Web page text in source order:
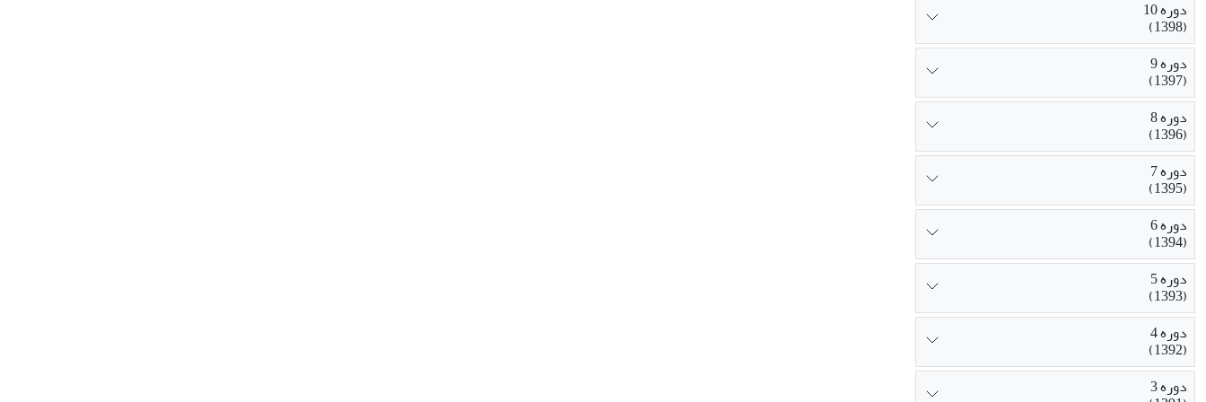
دوره 10
(1398)
دوره 9
(1397)
دوره 8
(1396)
دوره 7
(1395)
دوره 6
(1394)
دوره 5
(1393)
دوره 4
(1392)
دوره 3